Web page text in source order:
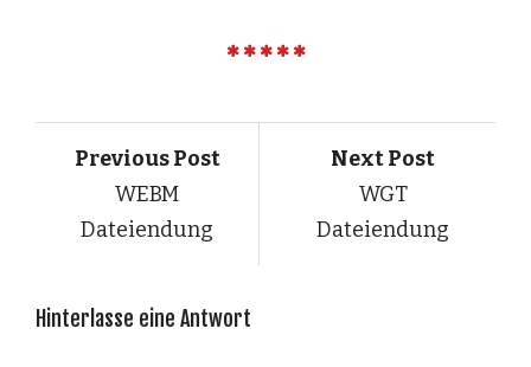
Previous Post
WEBM
Dateiendung
Next Post
WGT
Dateiendung
Hinterlasse eine Antwort